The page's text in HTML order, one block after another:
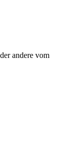
andere vom